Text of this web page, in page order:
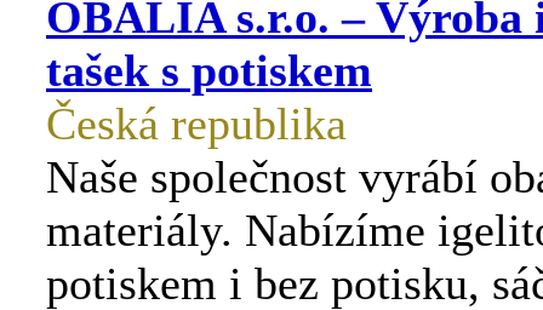
OBALIA s.r.o. – Výroba
tašek s potiskem
Česká republika
Naše společnost vyrábí
materiály. Nabízíme
potiskem i bez potisku,